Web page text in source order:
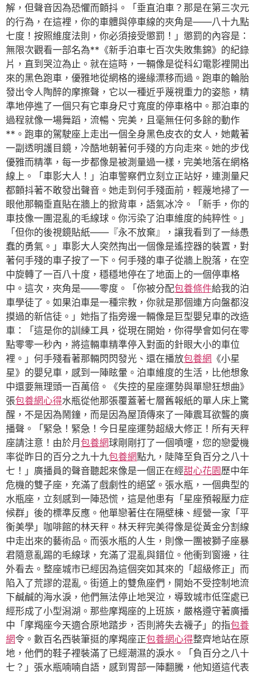
解，但聲音因為恐懼而顫抖。「垂直泊車？那是在第三次元
的行為，在這裡，你的車體與停車線的夾角是——八十九點
七度！按照維度法則，你必須接受懲罰！」懲罰的內容是：
無限次觀看一部名為**《新手泊車七百次失敗集錦》的紀錄
片，直到哭泣為止。就在這時，一輛像是從科幻電影裡開出
來的黑色跑車，優雅地從網格的邊緣漂移而過。跑車的輪胎
發出令人陶醉的摩擦聲，它以一種近乎蔑視重力的姿態，精
準地停進了一個只有它車身尺寸寬度的停車格中。那泊車的
過程就像一場舞蹈，流暢、完美，且毫無任何多餘的動作
**。跑車的駕駛座上走出一個全身黑色皮衣的女人，她戴著
一副透明護目鏡，冷酷地朝著何手殘的方向走來。她的步伐
優雅而精準，每一步都像是被測量過一樣，完美地落在網格
線上。「車影大人！」泊車警察們立刻立正站好，連測量尺
都顫抖著不敢發出聲音。她走到何手殘面前，輕蔑地掃了一
眼他那輛垂直貼在牆上的掀背車，語氣冰冷。「新手，你的
車技像一團混亂的毛線球。你污染了泊車維度的純粹性。」
「但你的後視鏡貼紙——『永不放棄』，讓我看到了一絲愚
蠢的勇氣。」車影大人突然掏出一個像是遙控器的裝置，對
著何手殘的車子按了一下。何手殘的車子從牆上脫落，在空
中旋轉了一百八十度，穩穩地停在了地面上的一個停車格
中。這次，夾角是——零度。「你被分配包養條件給我的泊
車學徒了。如果泊車是一種宗教，你就是那個連方向盤都沒
摸過的新信徒。」她指了指旁邊一輛像是巨型嬰兒車的改造
車：「這是你的訓練工具，從現在開始，你得學會如何在零
點零零一秒內，將這輛車精準停入對面的針眼大小的車位
裡。」何手殘看著那輛閃閃發光、還在播放包養網 《小星
星》的嬰兒車，感到一陣眩暈。泊車維度的生活，比他想象
中還要無理頭一百萬倍。《失控的星座運勢與單戀狂想曲》
張包養網心得水瓶從他那張覆蓋著七層舊報紙的單人床上驚
醒，不是因為鬧鐘，而是因為屋頂傳來了一陣震耳欲聾的廣
播聲。「緊急！緊急！今日星座運勢超級大修正！所有天秤
座請注意！由於月 包養網球剛剛打了一個噴嚏，您的戀愛機
率從昨日的百分之九十九包養網點九，陡降至負百分之八十
七！」廣播員的聲音聽起來像是一個正在經甜心花園歷中年
危機的雙子座，充滿了戲劇性的絕望。張水瓶，一個典型的
水瓶座，立刻感到一陣恐慌，這是他患有「星座預報壓力症
候群」後的標準反應。他單戀著住在隔壁棟、經營一家「平
衡美學」咖啡館的林天秤。林天秤完美得像是從黃金分割線
中走出來的藝術品。而張水瓶的人生，則像一團被獅子座暴
君隨意亂踢的毛線球，充滿了混亂與錯位。他衝到窗邊，往
外看去。整座城市已經因為這個突如其來的「超級修正」而
陷入了荒謬的混亂。街道上的雙魚座們，開始不受控制地流
下鹹鹹的海水淚，他們無法停止地哭泣，導致城市低窪處已
經形成了小型潟湖。那些摩羯座的上班族，嚴格遵守著廣播
中「摩羯座今天適合原地踏步，否則將失去襪子」的指包養
網令。數百名西裝筆挺的摩羯座正包養網心得整齊地站在原
地，他們的鞋子裡裝滿了已經潮濕的淚水。「負百分之八十
七？」張水瓶喃喃自語，感到胃部一陣翻騰，他知道這代表